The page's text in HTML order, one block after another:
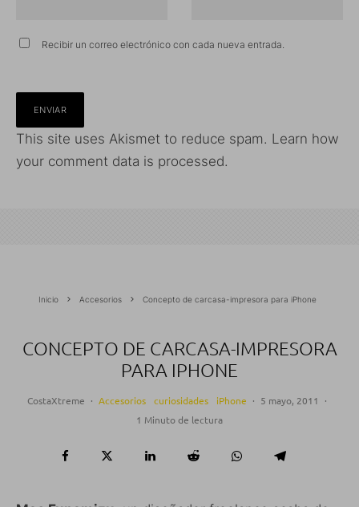
Recibir un correo electrónico con cada nueva entrada.
This site uses Akismet to reduce spam. Learn how
your comment data is processed.
Inicio Accesorios Concepto de carcasa-impresora para iPhone
CONCEPTO DE CARCASA-IMPRESORA
PARA IPHONE
CostaXtreme · Accesorios curiosidades iPhone · 5 mayo, 2011
·
1 Minuto de lectura